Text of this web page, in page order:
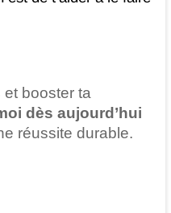
booster ta
dès aujourd’hui
réussite durable.